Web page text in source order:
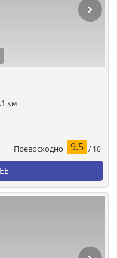
км
Превосходно 9.5 / 10